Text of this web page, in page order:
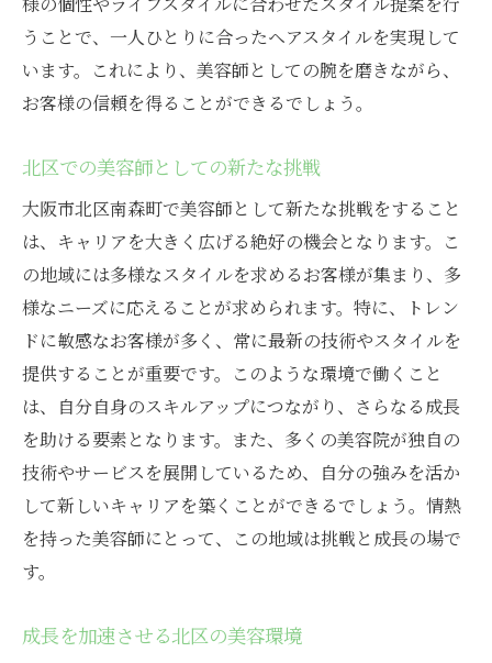
うことで、一人ひとりに合ったヘアスタイルを実現して
います。これにより、美容師としての腕を磨きながら、
お客様の信頼を得ることができるでしょう。
北区での美容師としての新たな挑戦
大阪市北区南森町で美容師として新たな挑戦をすること
は、キャリアを大きく広げる絶好の機会となります。こ
の地域には多様なスタイルを求めるお客様が集まり、多
様なニーズに応えることが求められます。特に、トレン
ドに敏感なお客様が多く、常に最新の技術やスタイルを
提供することが重要です。このような環境で働くこと
は、自分自身のスキルアップにつながり、さらなる成長
を助ける要素となります。また、多くの美容院が独自の
技術やサービスを展開しているため、自分の強みを活か
して新しいキャリアを築くことができるでしょう。情熱
を持った美容師にとって、この地域は挑戦と成長の場で
す。
成長を加速させる北区の美容環境